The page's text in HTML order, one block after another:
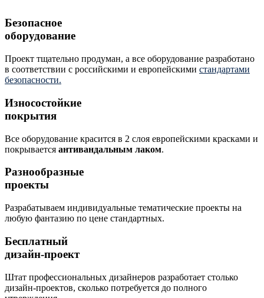
Безопасное
оборудование
Проект тщательно продуман, а все оборудование разработано
в соответствии с российскими и европейскими стандартами
безопасности.
Износостойкие
покрытия
Все оборудование красится в 2 слоя европейскими красками и
покрывается антивандальным лаком.
Разнообразные
проекты
Разрабатываем индивидуальные тематические проекты на
любую фантазию по цене стандартных.
Бесплатный
дизайн-проект
Штат профессиональных дизайнеров разработает столько
дизайн-проектов, сколько потребуется до полного